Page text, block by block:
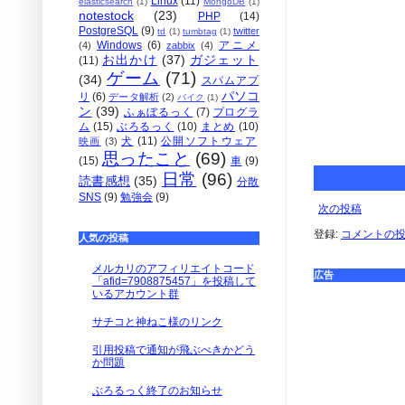
次の投稿
登録: コメントの
広告
notestock (23) PHP
(14)
PostgreSQL (9) td (1) tumbtag (1) twitter
(4) Windows (6) zabbix (4)
アニメ
(11) お出かけ (37) ガジェット
(34) ゲーム (71) スパムアプ
リ (6) データ解析 (2) バイク (1) パソコ
ン (39) ふぁぼるっく (7) プログラ
ム (15) ぶろるっく (10) まとめ (10)
映画 (3) 犬 (11) 公開ソフトウェア
(15) 思ったこと (69) 車 (9)
読書感想 (35) 日常 (96) 分散
SNS (9) 勉強会 (9)
人気の投稿
メルカリのアフィリエイトコード
「afid=7908875457」を投稿して
いるアカウント群
サチコと神ねこ様のリンク
引用投稿で通知が飛ぶべきかどう
か問題
ぶろるっく終了のお知らせ